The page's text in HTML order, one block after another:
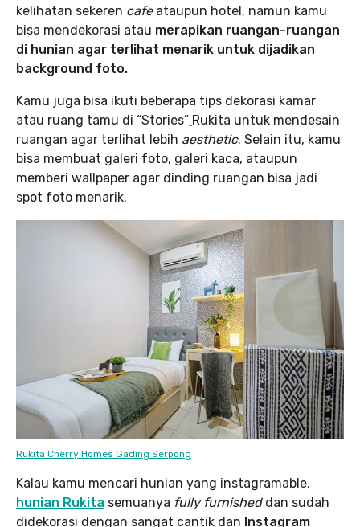
kelihatan sekeren cafeataupun hotel, namun kamu
bisa mendekorasi atau merapikan ruangan-ruangan
di hunian agar terlihat menarik untuk dijadikan
background foto.
Kamu juga bisa ikuti beberapa tips dekorasi kamar
atau ruang tamu di “Stories” Rukita untuk mendesain
ruangan agar terlihat lebih aesthetic. Selain itu, kamu
bisa membuat galeri foto, galeri kaca, ataupun
memberi wallpaper agar dinding ruangan bisa jadi
spot foto menarik.
Rukita Cherry Homes Gading Serpong
Kalau kamu mencari hunian yang instagramable,
hunian Rukita semuanya fully furnisheddan sudah
didekorasi dengan sangat cantik dan Instagram